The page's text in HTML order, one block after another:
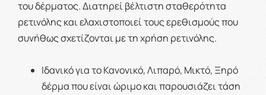
του δέρματος. Διατηρεί βέλτιστη σταθερότητα
ρετινόλης και ελαχιστοποιεί τους ερεθισμούς που
συνήθως σχετίζονται με τη χρήση ρετινόλης.
Ιδανικό για το Κανονικό, Λιπαρό, Μικτό, Ξηρό
δέρμα που είναι ώριμο και παρουσιάζει τάση